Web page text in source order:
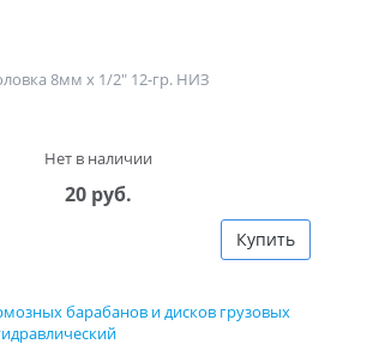
8мм х 1/2" 12-гр. НИЗ
Нет в наличии
20 руб.
Купить